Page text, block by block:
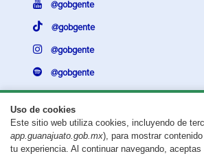
Uso de cookies
Este sitio web utiliza cookies, incluyendo de
app.guanajuato.gob.mx), para mostrar
tu experiencia. Al continuar navegando, aceptas
@gobgente
@gobgente
@gobgente
@gobgente
¿Existe algún problema con esta página?